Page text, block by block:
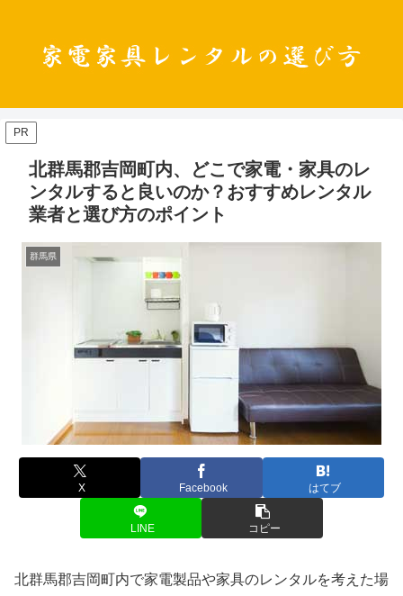
PR
北群馬郡吉岡町内、どこで家電・家具のレ
ンタルすると良いのか？おすすめレンタル
業者と選び方のポイント
群馬県
X Facebook はてブ
LINE コピー
北群馬郡吉岡町内で家電製品や家具のレンタルを考えた場